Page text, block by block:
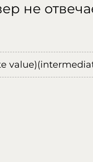
не